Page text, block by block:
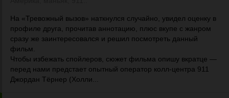
На «Тревожный вызов» наткнулся случайно, увидел оценку в
профиле друга, прочитав аннотацию, плюс вкупе с жанром
сразу же заинтересовался и решил посмотреть данный
фильм.
Чтобы избежать спойлеров, сюжет фильма опишу вкратце —
перед нами предстает опытный оператор колл-центра 911
Джордан Тёрнер (Холли...